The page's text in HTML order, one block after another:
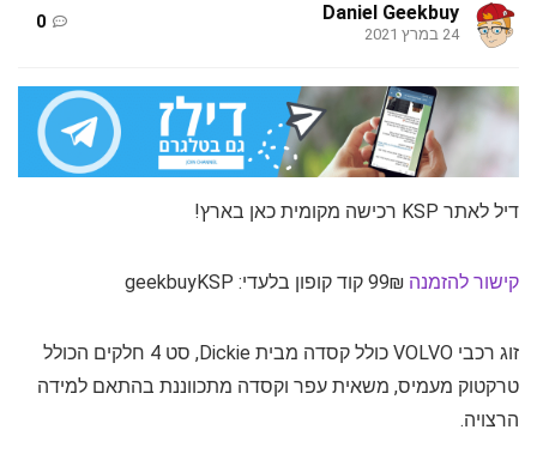
Daniel Geekbuy
24 במרץ 2021
0
דיל לאתר KSP רכישה מקומית כאן בארץ!
קישור להזמנה
זוג רכבי VOLVO כולל קסדה מבית Dickie, סט 4 חלקים הכולל
טרקטוק מעמיס, משאית עפר וקסדה מתכווננת בהתאם למידה
הרצויה.